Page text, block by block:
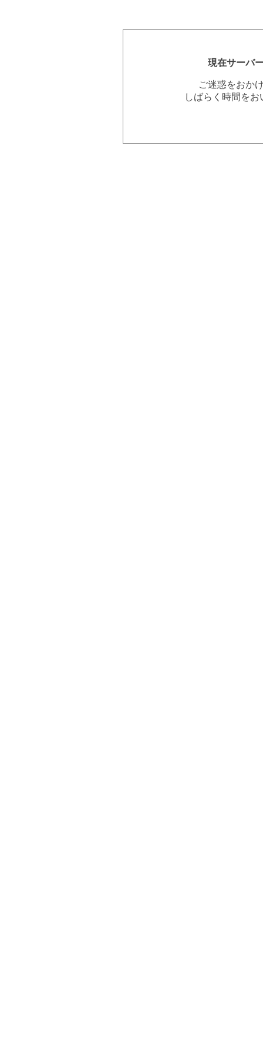
現在サーバ
ご迷惑をおか
しばらく時間を